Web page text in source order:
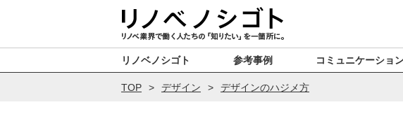
リノベノシゴト 参考事例 コミュニケーショ
TOP デザイン デザインのハジメ方